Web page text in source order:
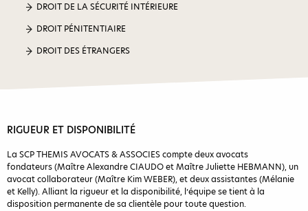
DROIT DE LA SÉCURITÉ INTÉRIEURE
DROIT PÉNITENTIAIRE
DROIT DES ÉTRANGERS
RIGUEUR ET DISPONIBILITÉ
La SCP THEMIS AVOCATS & ASSOCIES compte deux avocats
fondateurs (Maître Alexandre CIAUDO et Maître Juliette HEBMANN), un
avocat collaborateur (Maître Kim WEBER), et deux assistantes (Mélanie
et Kelly). Alliant la rigueur et la disponibilité, l’équipe se tient à la
disposition permanente de sa clientèle pour toute question.